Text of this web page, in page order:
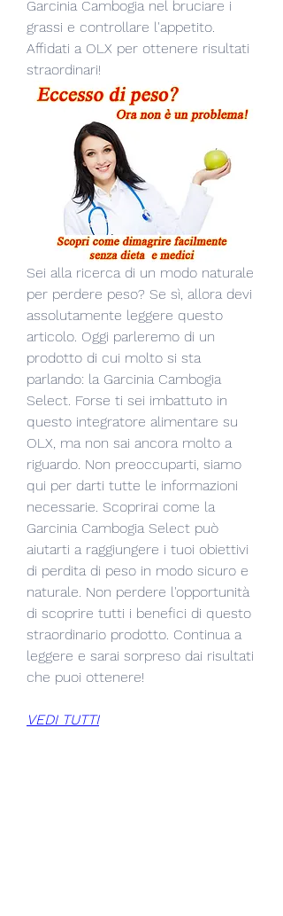
Garcinia Cambogia nel bruciare i
grassi e controllare l'appetito.
Affidati a OLX per ottenere risultati
straordinari!
Sei alla ricerca di un modo naturale
per perdere peso? Se sì, allora devi
assolutamente leggere questo
articolo. Oggi parleremo di un
prodotto di cui molto si sta
parlando: la Garcinia Cambogia
Select. Forse ti sei imbattuto in
questo integratore alimentare su
OLX, ma non sai ancora molto a
riguardo. Non preoccuparti, siamo
qui per darti tutte le informazioni
necessarie. Scoprirai come la
Garcinia Cambogia Select può
aiutarti a raggiungere i tuoi obiettivi
di perdita di peso in modo sicuro e
naturale. Non perdere l'opportunità
di scoprire tutti i benefici di questo
straordinario prodotto. Continua a
leggere e sarai sorpreso dai risultati
che puoi ottenere!
VEDI TUTTI